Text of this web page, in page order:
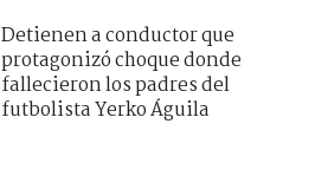
Detienen a conductor que
protagonizó choque donde
fallecieron los padres del
futbolista Yerko Águila